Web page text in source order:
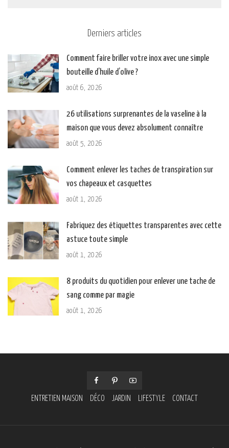
Derniers articles
Comment faire briller votre inox avec une simple
bouteille d’huile d’olive ?
août 6, 2026
26 utilisations surprenantes de la vaseline à la
maison que vous devez absolument connaître
août 5, 2026
Comment enlever les taches de transpiration sur
vos chapeaux et casquettes
août 1, 2026
Fabriquez des étiquettes transparentes avec cette
astuce toute simple
août 1, 2026
8 produits du quotidien pour enlever une tache de
sang comme par magie
août 1, 2026
ENTRETIEN MAISON DÉCO JARDIN LIFESTYLE CONTACT